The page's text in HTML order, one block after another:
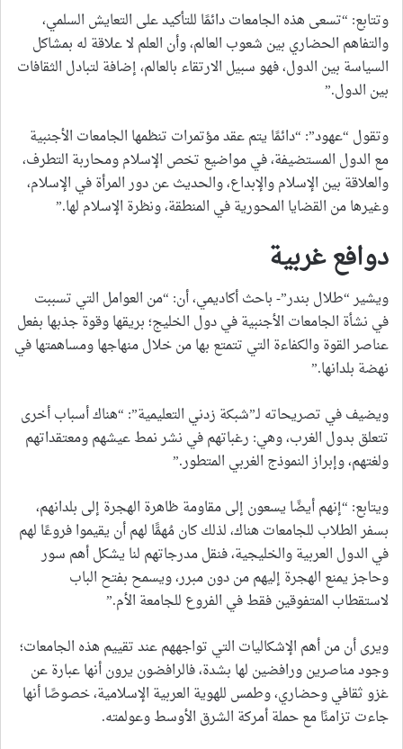
وتتابع: “تسعى هذه الجامعات دائمًا للتأكيد على التعايش السلمي،
والتفاهم الحضاري بين شعوب العالم، وأن العلم لا علاقة له بمشاكل
السياسة بين الدول، فهو سبيل الارتقاء بالعالم، إضافة لتبادل الثقافات
بين الدول.”
وتقول “عهود”: “دائمًا يتم عقد مؤتمرات تنظمها الجامعات الأجنبية
مع الدول المستضيفة، في مواضيع تخص الإسلام ومحاربة التطرف،
والعلاقة بين الإسلام والإبداع، والحديث عن دور المرأة في الإسلام،
وغيرها من القضايا المحورية في المنطقة، ونظرة الإسلام لها.”
دوافع غربية
ويشير “طلال بندر”- باحث أكاديمي، أن: “من العوامل التي تسببت
في نشأة الجامعات الأجنبية في دول الخليج؛ بريقها وقوة جذبها بفعل
عناصر القوة والكفاءة التي تتمتع بها من خلال منهاجها ومساهمتها في
نهضة بلدانها.”
ويضيف في تصريحاته لـ”شبكة زدني التعليمية”: “هناك أسباب أخرى
تتعلق بدول الغرب، وهي: رغباتهم في نشر نمط عيشهم ومعتقداتهم
ولغتهم، وإبراز النموذج الغربي المتطور.”
ويتابع: “إنهم أيضًا يسعون إلى مقاومة ظاهرة الهجرة إلى بلدانهم،
بسفر الطلاب للجامعات هناك، لذلك كان مُهمًّا لهم أن يقيموا فروعًا لهم
في الدول العربية والخليجية، فنقل مدرجاتهم لنا يشكل أهم سور
وحاجز يمنع الهجرة إليهم من دون مبرر، ويسمح بفتح الباب
لاستقطاب المتفوقين فقط في الفروع للجامعة الأم.”
ويرى أن من أهم الإشكاليات التي تواجههم عند تقييم هذه الجامعات؛
وجود مناصرين ورافضين لها بشدة، فالرافضون يرون أنها عبارة عن
غزو ثقافي وحضاري، وطمس للهوية العربية الإسلامية، خصوصًا أنها
جاءت تزامنًا مع حملة أمركة الشرق الأوسط وعولمته.